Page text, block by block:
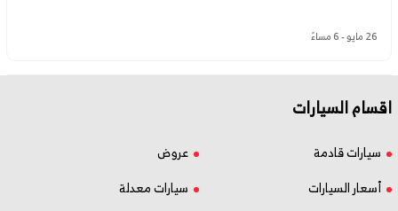
26 مايو - 6 مساءً
اقسام السيارات
سيارات قادمة
عروض
أسعار السيارات
سيارات معدلة